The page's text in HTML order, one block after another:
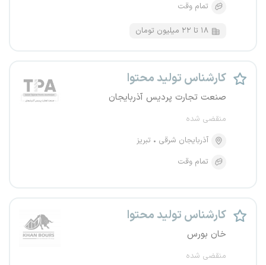
تمام وقت
۱۸ تا ۲۲ میلیون تومان
کارشناس تولید محتوا
صنعت تجارت پردیس آذربایجان
منقضی شده
آذربایجان شرقی
تبریز
تمام وقت
کارشناس تولید محتوا
خان بورس
منقضی شده